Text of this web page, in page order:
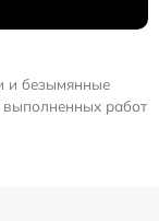
и безымянные
работ